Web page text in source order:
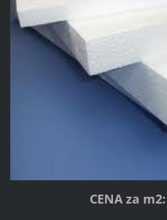
CENA za